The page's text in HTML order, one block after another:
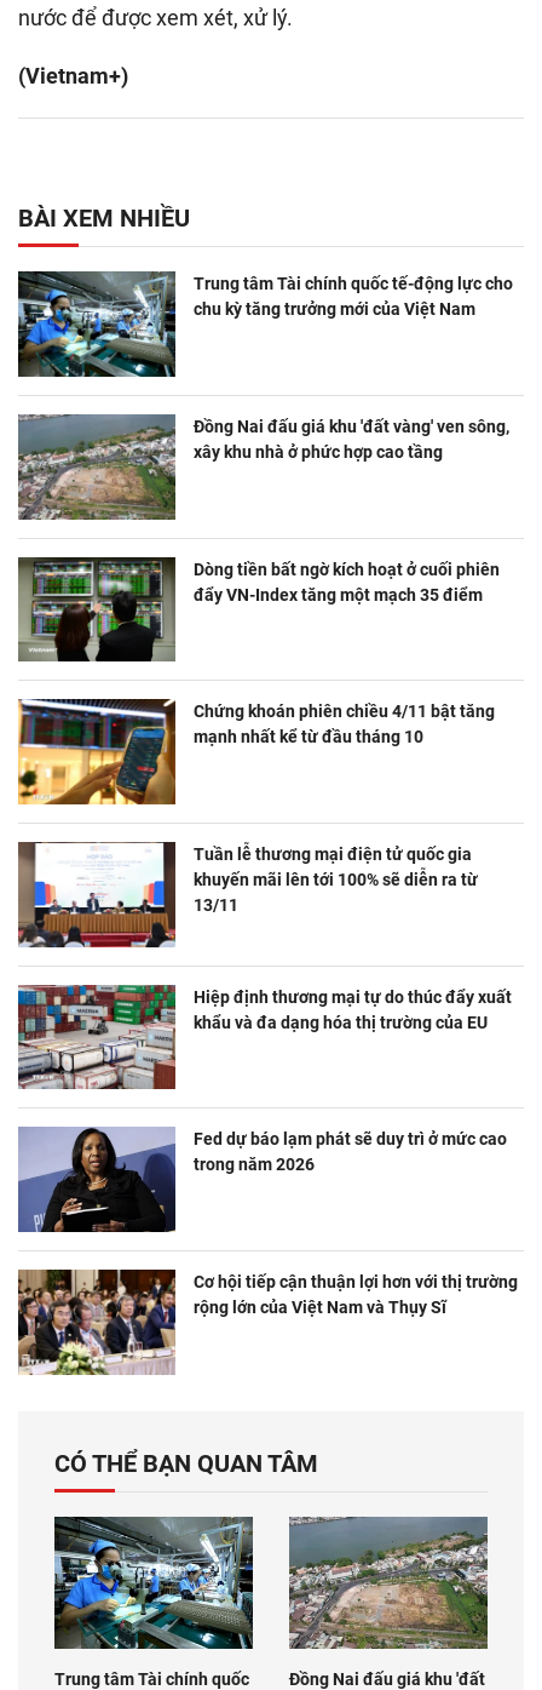
nước để được xem xét, xử lý.
(Vietnam+)
BÀI XEM NHIỀU
Trung tâm Tài chính quốc tế-động lực cho
chu kỳ tăng trưởng mới của Việt Nam
Đồng Nai đấu giá khu 'đất vàng' ven sông,
xây khu nhà ở phức hợp cao tầng
Dòng tiền bất ngờ kích hoạt ở cuối phiên
đẩy VN-Index tăng một mạch 35 điểm
Chứng khoán phiên chiều 4/11 bật tăng
mạnh nhất kể từ đầu tháng 10
Tuần lễ thương mại điện tử quốc gia
khuyến mãi lên tới 100% sẽ diễn ra từ
13/11
Hiệp định thương mại tự do thúc đẩy xuất
khẩu và đa dạng hóa thị trường của EU
Fed dự báo lạm phát sẽ duy trì ở mức cao
trong năm 2026
Cơ hội tiếp cận thuận lợi hơn với thị trường
rộng lớn của Việt Nam và Thụy Sĩ
CÓ THỂ BẠN QUAN TÂM
Trung tâm Tài chính quốc
Đồng Nai đấu giá khu 'đất